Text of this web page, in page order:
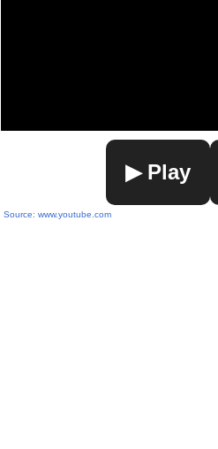
▶ Play
Source: www.youtube.com